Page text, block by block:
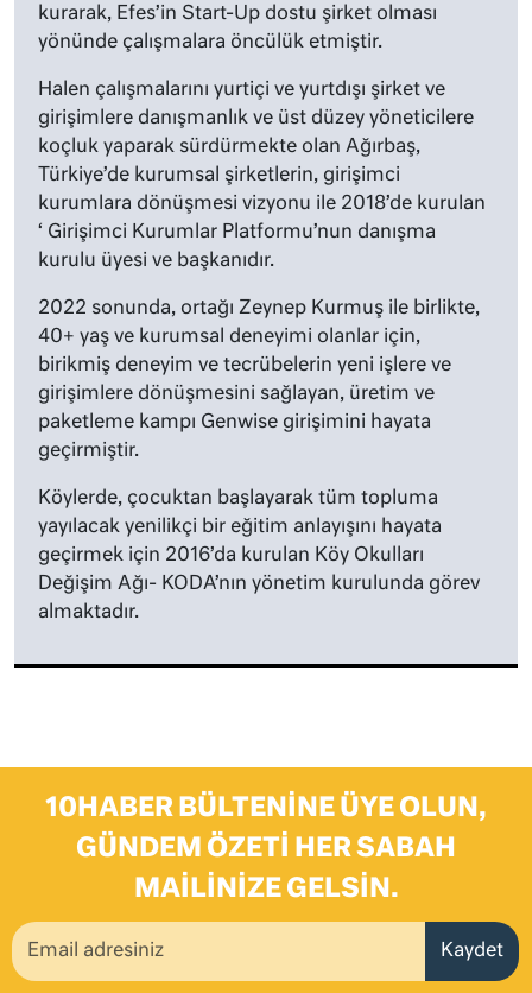
kurarak, Efes’in Start-Up dostu şirket olması
yönünde çalışmalara öncülük etmiştir.
Halen çalışmalarını yurtiçi ve yurtdışı şirket ve
girişimlere danışmanlık ve üst düzey yöneticilere
koçluk yaparak sürdürmekte olan Ağırbaş,
Türkiye’de kurumsal şirketlerin, girişimci
kurumlara dönüşmesi vizyonu ile 2018’de kurulan
‘ Girişimci Kurumlar Platformu’nun danışma
kurulu üyesi ve başkanıdır.
2022 sonunda, ortağı Zeynep Kurmuş ile birlikte,
40+ yaş ve kurumsal deneyimi olanlar için,
birikmiş deneyim ve tecrübelerin yeni işlere ve
girişimlere dönüşmesini sağlayan, üretim ve
paketleme kampı Genwise girişimini hayata
geçirmiştir.
Köylerde, çocuktan başlayarak tüm topluma
yayılacak yenilikçi bir eğitim anlayışını hayata
geçirmek için 2016’da kurulan Köy Okulları
Değişim Ağı- KODA’nın yönetim kurulunda görev
almaktadır.
10HABER BÜLTENINE ÜYE OLUN,
GÜNDEM ÖZETI HER SABAH
MAILINIZE GELSIN.
Kaydet